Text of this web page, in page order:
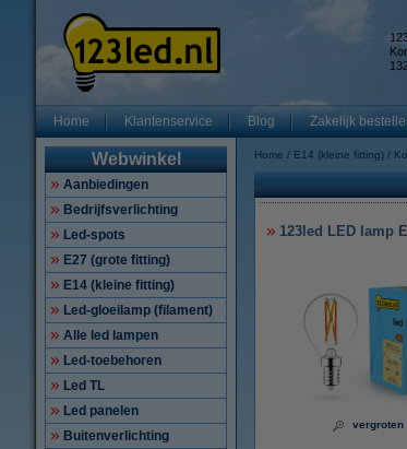
Home Klantenservice Blog Zakelijk
Webwinkel
Aanbiedingen
Bedrijfsverlichting
Led-spots
E27 (grote fitting)
E14 (kleine fitting)
Led-gloeilamp (filament)
Alle led lampen
Led-toebehoren
Led TL
Led panelen
Buitenverlichting
Home E14 (kleine fitting)
123led LED lamp
vergroten